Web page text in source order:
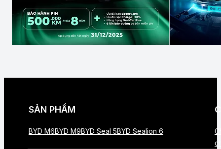
SẢN PHẨM
BYD M6BYD M9BYD Seal 5BYD Sealion 6